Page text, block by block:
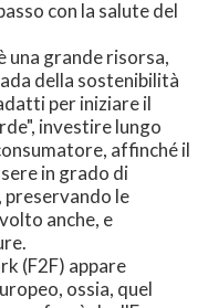
con la salute del
una grande risorsa,
della sostenibilità
per iniziare il
investire lungo
affinché il
in grado di
preservando le
anche, e
(F2F) appare
ossia, quel